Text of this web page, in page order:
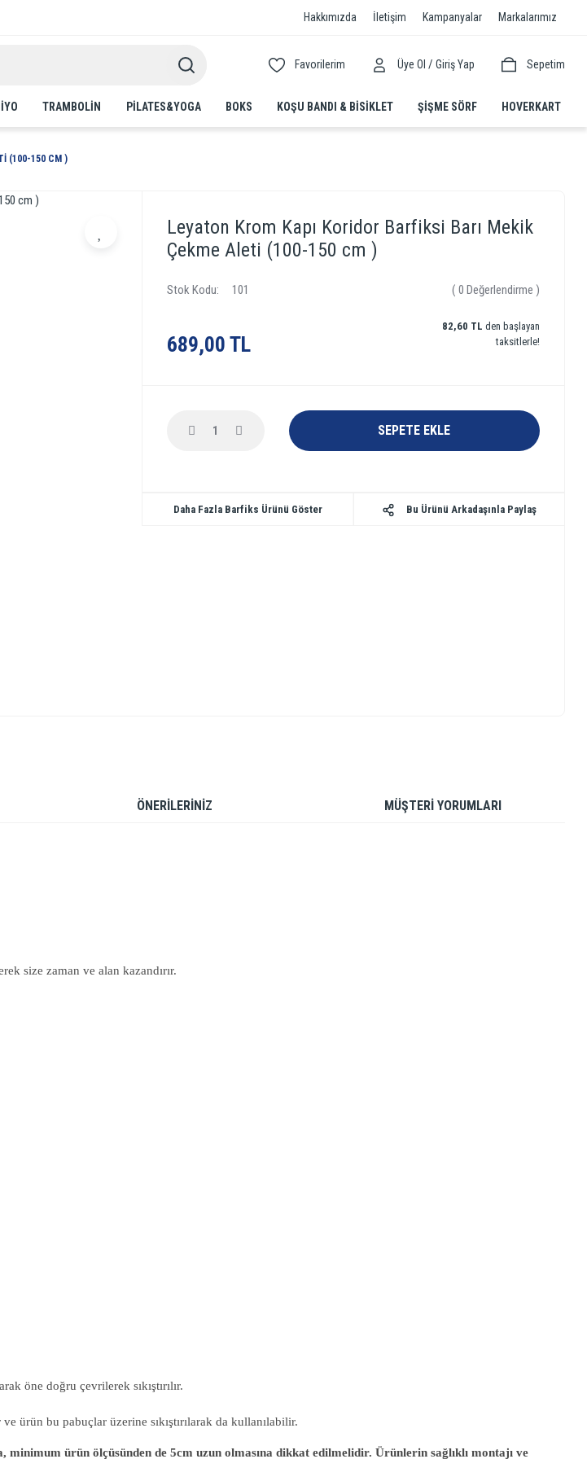
Hakkımızda İletişim Kampanyalar Markalarımız
Favorilerim Üye Ol / Giriş Yap Sepetim
TRAMBOLIN PILATES&YOGA BOKS KOŞU BANDI & BISIKLET ŞIŞME SÖRF HOVERKART
(100-150 CM )
Leyaton Krom Kapı Koridor Barfiksi Barı Mekik
Çekme Aleti (100-150 cm )
Stok Kodu 101 ( 0 Değerlendirme )
689,00 TL
82,60 TL den başlayan
taksitlerle!
SEPETE EKLE
Daha Fazla Barfiks Ürünü Göster Bu Ürünü Arkadaşınla Paylaş
ÖNERİLERİNİZ MÜŞTERİ YORUMLARI
size zaman ve alan kazandırır.
öne doğru çevrilerek sıkıştırılır.
ürün bu pabuçlar üzerine sıkıştırılarak da kullanılabilir.
ürün ölçüsünden de 5cm uzun olmasına dikkat edilmelidir. Ürünlerin sağlıklı montajı ve